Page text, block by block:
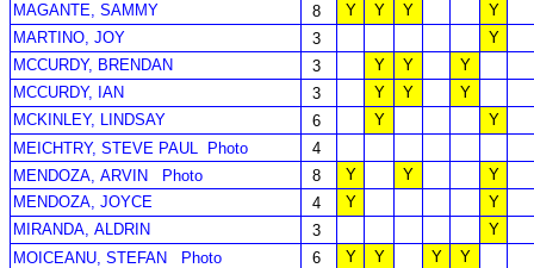
MAGANTE, SAMMY
8 Y Y Y
Y
MARTINO, JOY
3
Y
MCCURDY, BRENDAN
3 Y Y
Y
MCCURDY, IAN
3 Y Y
Y
MCKINLEY, LINDSAY
6 Y
Y
MEICHTRY, STEVE PAUL
Photo
4
MENDOZA, ARVIN
Photo 8 Y Y
Y
MENDOZA, JOYCE
4 Y
Y
MIRANDA, ALDRIN
3
Y
MOICEANU, STEFAN
Photo 6 Y Y Y
Y